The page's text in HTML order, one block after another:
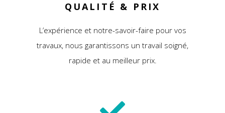
QUALITÉ & PRIX
L’expérience et notre-savoir-faire pour vos
travaux, nous garantissons un travail soigné,
rapide et au meilleur prix.